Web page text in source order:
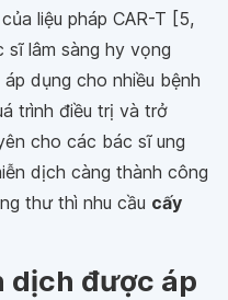
liệu pháp CAR-T [5,
lâm sàng hy vọng
dụng cho nhiều bệnh
trình điều trị và trở
cho các bác sĩ ung
dịch càng thành công
thư thì nhu cầu cấy
dịch được áp